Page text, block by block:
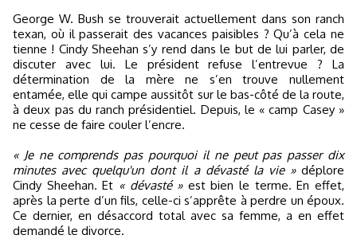
George W. Bush se trouverait actuellement dans son ranch
texan, où il passerait des vacances paisibles ? Qu’à cela ne
tienne ! Cindy Sheehan s’y rend dans le but de lui parler, de
discuter avec lui. Le président refuse l’entrevue ? La
détermination de la mère ne s’en trouve nullement
entamée, elle qui campe aussitôt sur le bas-côté de la route,
à deux pas du ranch présidentiel. Depuis, le « camp Casey »
ne cesse de faire couler l’encre.
« Je ne comprends pas pourquoi il ne peut pas passer dix
minutes avec quelqu'un dont il a dévasté la vie » déplore
Cindy Sheehan. Et « dévasté »est bien le terme. En effet,
après la perte d’un fils, celle-ci s’apprête à perdre un époux.
Ce dernier, en désaccord total avec sa femme, a en effet
demandé le divorce.